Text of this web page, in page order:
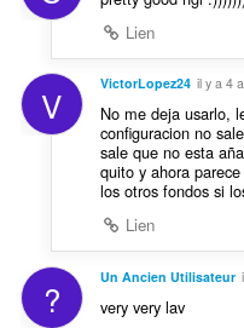
Lien
V VictorLopez24 il y a 4
No me deja usarlo,
configuracion no
sale que no esta
quito y ahora
los otros fondos si
Lien
? Un Ancien Utilisateur
very very lav